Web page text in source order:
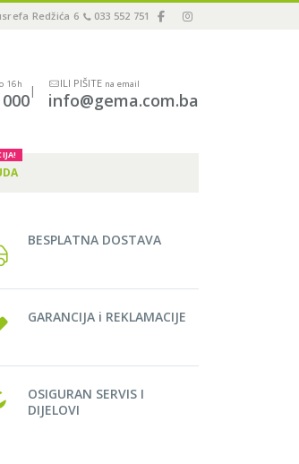
Redžića 6 033 552 751
16h |
ILI PIŠITE na email
info@gema.com.ba
BESPLATNA DOSTAVA
GARANCIJA i REKLAMACIJE
OSIGURAN SERVIS I
DIJELOVI